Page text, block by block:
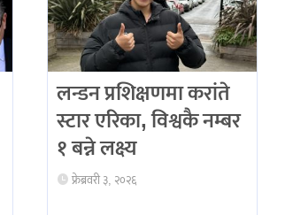
लन्डन प्रशिक्षणमा करांते
स्टार एरिका, विश्वकै नम्बर
१ बन्ने लक्ष्य
फ्रेब्रवरी ३, २०२६